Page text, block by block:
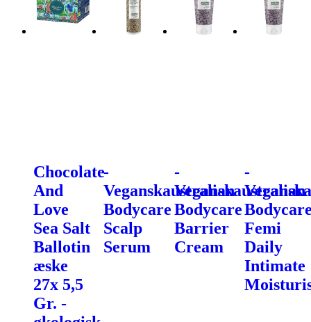
Chocolate
And
Love
Sea Salt
Ballotin
æske
27x 5,5
Gr. -
-
Veganskaustralian
Bodycare
Scalp
Serum
-
Veganskaustralian
Bodycare
Barrier
Cream
-
Femi
Daily
Intimate